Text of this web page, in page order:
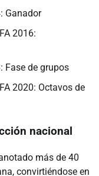
Ganador
2016:
Fase de grupos
2020: Octavos de
nacional
más de 40
convirtiéndose en